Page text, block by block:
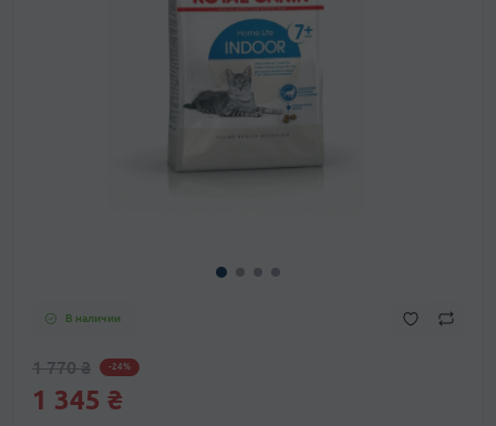
В наличии
1 770 ₴ -24%
1 345 ₴